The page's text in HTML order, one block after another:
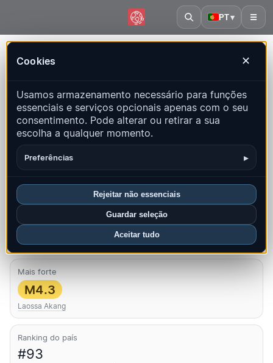
PT▾ ☰
Cookies ✕
Usamos armazenamento necessário para funções
essenciais e serviços opcionais apenas com o seu
consentimento. Pode alterar ou retirar a sua
escolha a qualquer momento.
Preferências ▸
Rejeitar não essenciais
Guardar seleção
Aceitar tudo
Mapa ao vivo, estatísticas e eventos recentes
Abrir mapa histórico Últimos neste país
Visão geral
FAQ
Sismos neste mês
0
Último UTC: 2026-07-28 02:57:20
Mais forte
M4.3
Laossa Akang
Ranking do país
#93